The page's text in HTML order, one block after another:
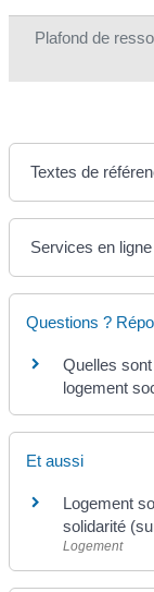
Plafond de
Textes de
Services en
Questions ?
Quelles
logement
Et aussi
Logement
solidarité
Logement